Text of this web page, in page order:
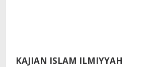
KAJIAN ISLAM ILMIYYAH